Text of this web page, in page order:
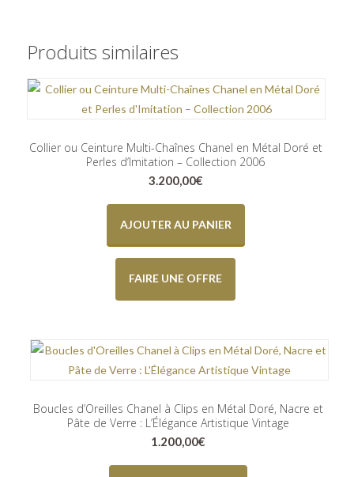
Produits similaires
Collier ou Ceinture Multi-Chaînes Chanel en Métal Doré et
Perles d’Imitation – Collection 2006
3.200,00€
AJOUTER AU PANIER
FAIRE UNE OFFRE
Boucles d’Oreilles Chanel à Clips en Métal Doré, Nacre et
Pâte de Verre : L’Élégance Artistique Vintage
1.200,00€